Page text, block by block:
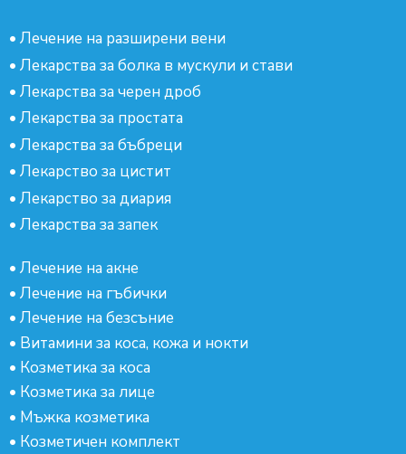
• Лечение на разширени вени
• Лекарства за болка в мускули и стави
• Лекарства за черен дроб
• Лекарства за простата
• Лекарства за бъбреци
• Лекарство за цистит
• Лекарство за диария
• Лекарства за запек
• Лечение на акне
• Лечение на гъбички
• Лечение на безсъние
• Витамини за коса, кожа и нокти
• Козметика за коса
• Козметика за лице
• Мъжка козметика
• Козметичен комплект